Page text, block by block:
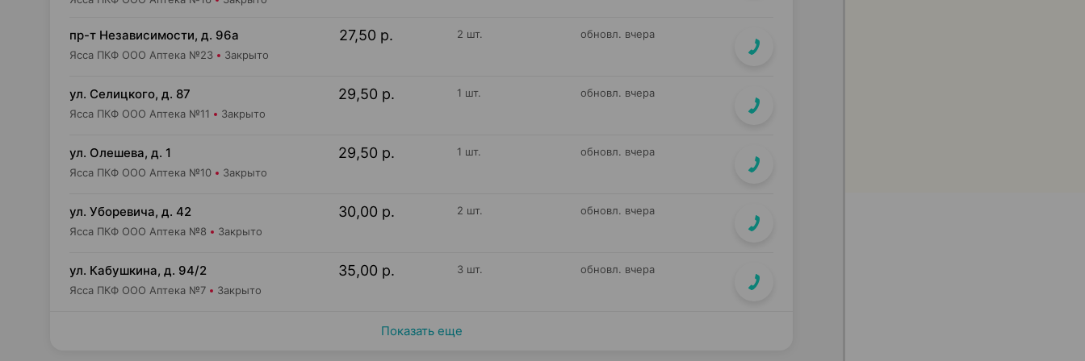
пр-т Независимости, д. 96а
Ясса ПКФ ООО Аптека №23 Закрыто
27,50 р. 2 шт. обновл. вчера
ул. Селицкого, д. 87
Ясса ПКФ ООО Аптека №11 Закрыто
29,50 р. 1 шт. обновл. вчера
ул. Олешева, д. 1
Ясса ПКФ ООО Аптека №10 Закрыто
29,50 р. 1 шт. обновл. вчера
ул. Уборевича, д. 42
Ясса ПКФ ООО Аптека №8 Закрыто
30,00 р. 2 шт. обновл. вчера
ул. Кабушкина, д. 94/2
Ясса ПКФ ООО Аптека №7 Закрыто
35,00 р. 3 шт. обновл. вчера
Показать еще